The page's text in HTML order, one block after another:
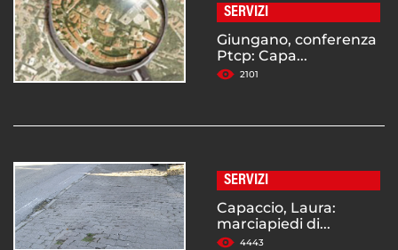
SERVIZI
Giungano, conferenza
Ptcp: Capa...
2101
SERVIZI
Capaccio, Laura:
marciapiedi di...
4443